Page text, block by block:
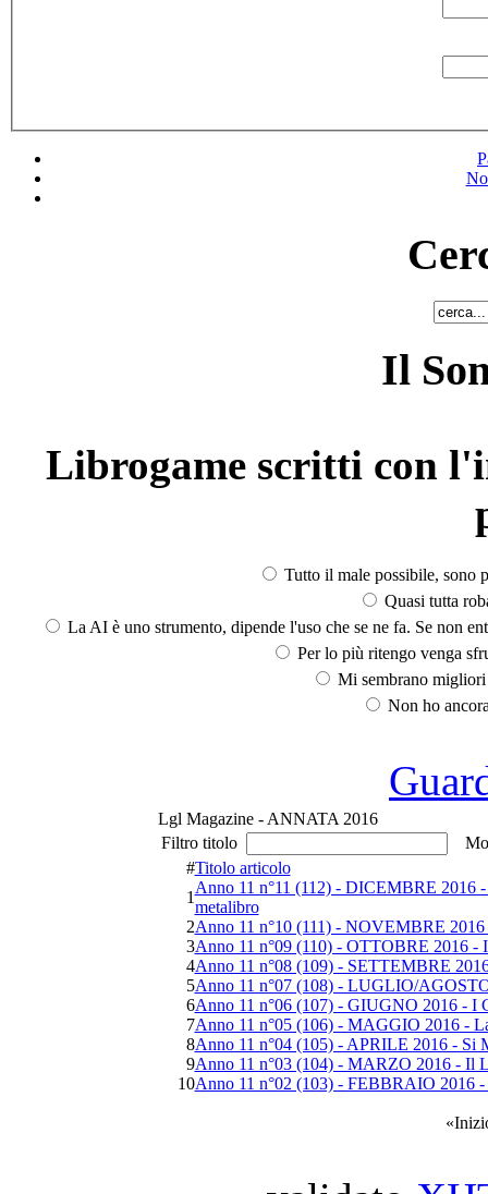
Il
Librogame scritti con
Tutto il male possibile, sono
Quasi tutta
La AI è uno strumento, dipende l'uso che se ne fa. Se non
Per lo più ritengo venga
Mi sembrano
Non ho
Lgl Magazine - ANNATA 2016
Filtro titolo
#Titolo articolo
1
Anno 11 n°11 (112) - DICEMBRE 2016
metalibro
2Anno 11 n°10 (111) - NOVEMBRE
3Anno 11 n°09 (110) - OTTOBRE 2016 -
4Anno 11 n°08 (109) - SETTEMBRE
5Anno 11 n°07 (108) - LUGLIO/
6Anno 11 n°06 (107) - GIUGNO 2016 - I
7Anno 11 n°05 (106) - MAGGIO 2016 -
8Anno 11 n°04 (105) - APRILE 2016 - Si
9Anno 11 n°03 (104) - MARZO 2016 - Il
10Anno 11 n°02 (103) - FEBBRAIO 2016 -
«